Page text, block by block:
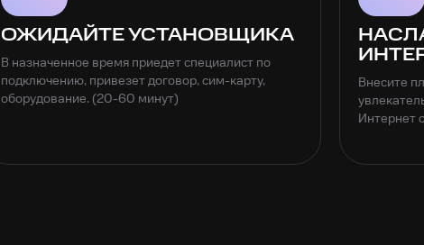
ОЖИДАЙТЕ УСТАНОВЩИКА
В назначенное время приедет специалист по
подключению, привезет договор, сим-карту,
оборудование. (20-60 минут)
Внесите
Интернет